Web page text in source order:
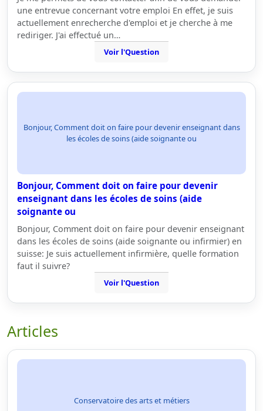
une entrevue concernant votre emploi En effet, je suis
actuellement enrecherche d'emploi et je cherche à me
rediriger. J'ai effectué un…
Voir l'Question
Bonjour, Comment doit on faire pour devenir enseignant dans
les écoles de soins (aide soignante ou
Bonjour, Comment doit on faire pour devenir
enseignant dans les écoles de soins (aide
soignante ou
Bonjour, Comment doit on faire pour devenir enseignant
dans les écoles de soins (aide soignante ou infirmier) en
suisse: Je suis actuellement infirmière, quelle formation
faut il suivre?
Voir l'Question
Articles
Conservatoire des arts et métiers